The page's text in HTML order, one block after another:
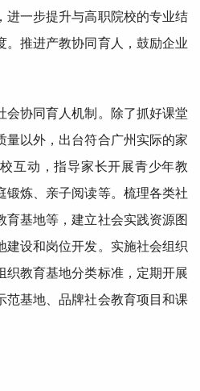
进一步提升与高职院校的专业结
。推进产教协同育人，鼓励企业
会协同育人机制。除了抓好课堂
量以外，出台符合广州实际的家
互动，指导家长开展青少年教
锻炼、亲子阅读等。梳理各类社
育基地等，建立社会实践资源图
建设和岗位开发。实施社会组织
织教育基地分类标准，定期开展
范基地、品牌社会教育项目和课